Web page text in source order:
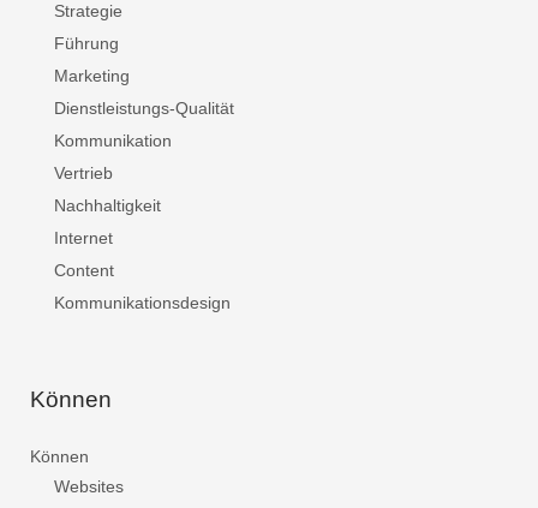
Strategie
Führung
Marketing
Dienstleistungs-Qualität
Kommunikation
Vertrieb
Nachhaltigkeit
Internet
Content
Kommunikationsdesign
Können
Können
Websites